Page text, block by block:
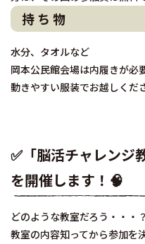
持 ち 物
水分、タオルなど
岡本公民館会場は内履きが必
動きやすい服装でお越しくだ
✅「脳活チャレンジ
を開催します！🧠
どのような教室だろう・・・？
教室の内容知ってから参加を